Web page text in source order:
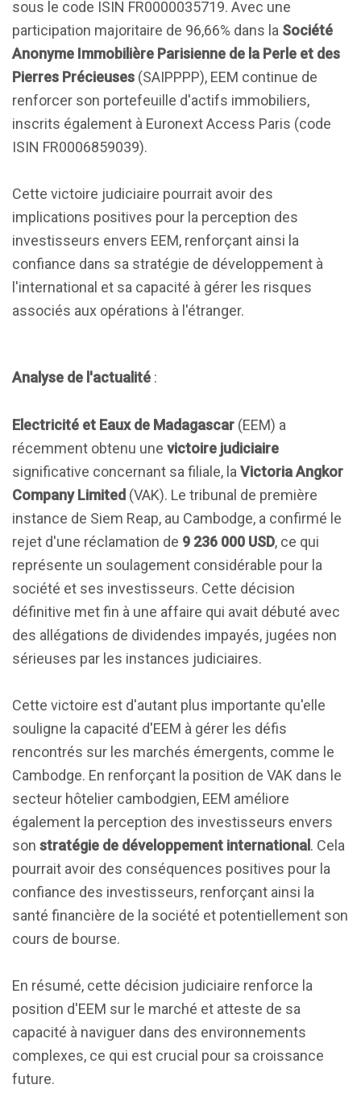
sous le code ISIN FR0000035719. Avec une
participation majoritaire de 96,66% dans la Société
Anonyme Immobilière Parisienne de la Perle et des
Pierres Précieuses (SAIPPPP), EEM continue de
renforcer son portefeuille d'actifs immobiliers,
inscrits également à Euronext Access Paris (code
ISIN FR0006859039).
Cette victoire judiciaire pourrait avoir des
implications positives pour la perception des
investisseurs envers EEM, renforçant ainsi la
confiance dans sa stratégie de développement à
l'international et sa capacité à gérer les risques
associés aux opérations à l'étranger.
Analyse de l'actualité :
Electricité et Eaux de Madagascar (EEM) a
récemment obtenu une victoire judiciaire
significative concernant sa filiale, la Victoria Angkor
Company Limited (VAK). Le tribunal de première
instance de Siem Reap, au Cambodge, a confirmé le
rejet d'une réclamation de 9 236 000 USD, ce qui
représente un soulagement considérable pour la
société et ses investisseurs. Cette décision
définitive met fin à une affaire qui avait débuté avec
des allégations de dividendes impayés, jugées non
sérieuses par les instances judiciaires.
Cette victoire est d'autant plus importante qu'elle
souligne la capacité d'EEM à gérer les défis
rencontrés sur les marchés émergents, comme le
Cambodge. En renforçant la position de VAK dans le
secteur hôtelier cambodgien, EEM améliore
également la perception des investisseurs envers
son stratégie de développement international . Cela
pourrait avoir des conséquences positives pour la
confiance des investisseurs, renforçant ainsi la
santé financière de la société et potentiellement son
cours de bourse.
En résumé, cette décision judiciaire renforce la
position d'EEM sur le marché et atteste de sa
capacité à naviguer dans des environnements
complexes, ce qui est crucial pour sa croissance
future.